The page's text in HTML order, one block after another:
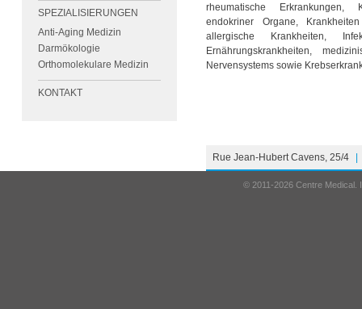
SPEZIALISIERUNGEN
Anti-Aging Medizin
Darmökologie
Orthomolekulare Medizin
KONTAKT
rheumatische Erkrankungen,
endokriner Organe,
allergische Krankheiten,
Ernährungskrankheiten,
Nervensystems sowie
Rue Jean-Hubert Cavens, 25/4
© 2011-2026 Centre Medical.